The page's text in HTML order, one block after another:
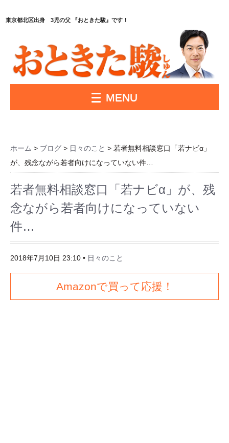
東京都北区出身 3児の父 『おときた駿』です！
MENU
ホーム > ブログ > 日々のこと > 若者無料相談窓口「若ナビα」
が、残念ながら若者向けになっていない件…
若者無料相談窓口「若ナビα」が、残
念ながら若者向けになっていない
件…
2018年7月10日 23:10 • 日々のこと
Amazonで買って応援！